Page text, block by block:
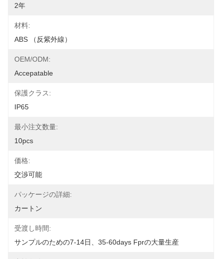
2年
材料:
ABS （反紫外線）
OEM/ODM:
Accepatable
保護クラス:
IP65
最小注文数量:
10pcs
価格:
交渉可能
パッケージの詳細:
カートン
受渡し時間:
サンプルのための7-14日、35-60days Fprの大量生産